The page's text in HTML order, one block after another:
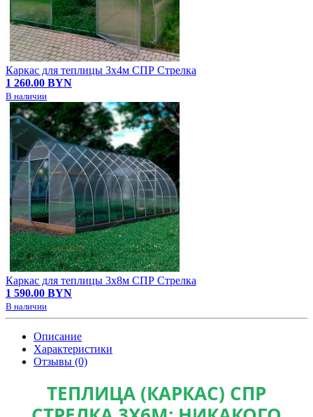
Каркас для теплицы 3х4м СПР Стрелка
1 260.00 BYN
В наличии
Каркас для теплицы 3х8м СПР Стрелка
1 590.00 BYN
В наличии
Описание
Характеристики
Отзывы (0)
ТЕПЛИЦА (КАРКАС) СПР